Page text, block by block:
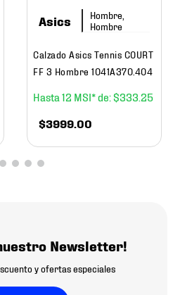
Asics
Hombre,
Hombre
Calzado Asics Tennis COURT
FF 3 Hombre 1041A370.404
12 $333 25
$3999 00
Newsletter!
y ofertas especiales